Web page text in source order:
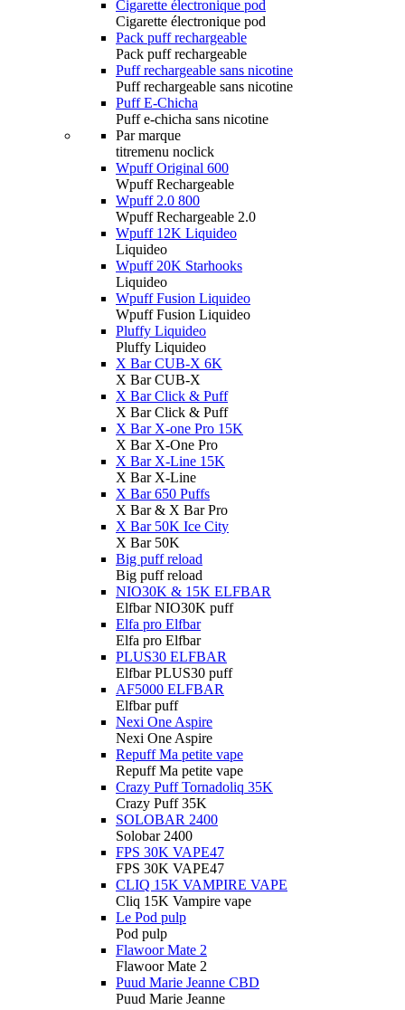
Cigarette électronique pod
Cigarette électronique pod
Pack puff rechargeable
Pack puff rechargeable
Puff rechargeable sans nicotine
Puff rechargeable sans nicotine
Puff E-Chicha
Puff e-chicha sans nicotine
Par marque
titremenu noclick
Wpuff Original 600
Wpuff Rechargeable
Wpuff 2.0 800
Wpuff Rechargeable 2.0
Wpuff 12K Liquideo
Liquideo
Wpuff 20K Starhooks
Liquideo
Wpuff Fusion Liquideo
Wpuff Fusion Liquideo
Pluffy Liquideo
Pluffy Liquideo
X Bar CUB-X 6K
X Bar CUB-X
X Bar Click & Puff
X Bar Click & Puff
X Bar X-one Pro 15K
X Bar X-One Pro
X Bar X-Line 15K
X Bar X-Line
X Bar 650 Puffs
X Bar & X Bar Pro
X Bar 50K Ice City
X Bar 50K
Big puff reload
Big puff reload
NIO30K & 15K ELFBAR
Elfbar NIO30K puff
Elfa pro Elfbar
Elfa pro Elfbar
PLUS30 ELFBAR
Elfbar PLUS30 puff
AF5000 ELFBAR
Elfbar puff
Nexi One Aspire
Nexi One Aspire
Repuff Ma petite vape
Repuff Ma petite vape
Crazy Puff Tornadoliq 35K
Crazy Puff 35K
SOLOBAR 2400
Solobar 2400
FPS 30K VAPE47
FPS 30K VAPE47
CLIQ 15K VAMPIRE VAPE
Cliq 15K Vampire vape
Le Pod pulp
Pod pulp
Flawoor Mate 2
Flawoor Mate 2
Puud Marie Jeanne CBD
Puud Marie Jeanne